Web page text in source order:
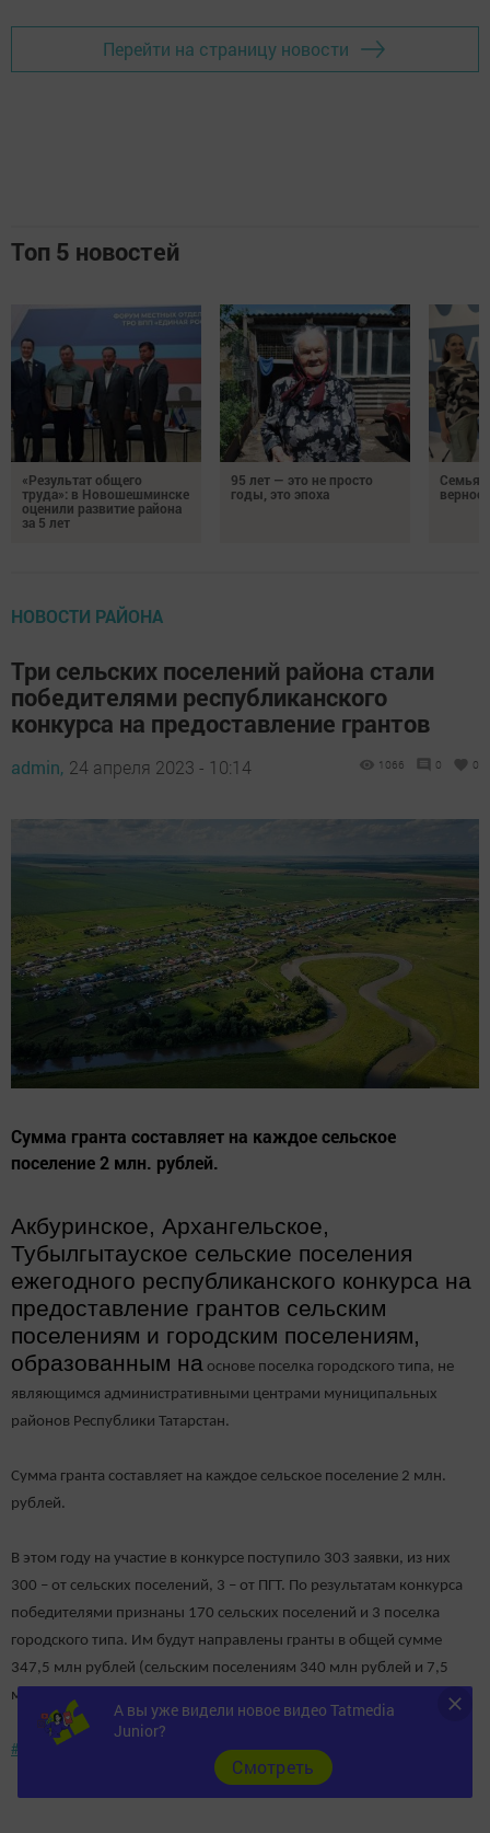
Перейти на страницу новости
Топ 5 новостей
«Результат общего
труда»: в Новошешминске
оценили развитие района
за 5 лет
95 лет — это не просто
годы, это эпоха
Семья
НОВОСТИ РАЙОНА
Три сельских поселений района стали
победителями республиканского
конкурса на предоставление грантов
admin, 24 апреля 2023 - 10:14 1066 0 0
Сумма гранта составляет на каждое сельское
поселение 2 млн. рублей.
Акбуринское, Архангельское,
Тубылгытауское сельские поселения
ежегодного республиканского конкурса на
предоставление грантов сельским
поселениям и городским поселениям,
образованным на основе поселка городского типа, не
являющимся административными центрами муниципальных
районов Республики Татарстан.
Сумма гранта составляет на каждое сельское поселение 2 млн.
рублей.
В этом году на участие в конкурсе поступило 303 заявки, из них
300 – от сельских поселений, 3 – от ПГТ. По результатам конкурса
победителями признаны 170 сельских поселений и 3 поселка
городского типа. Им будут направлены гранты в общей сумме
347,5 млн рублей (сельским поселениям 340 млн рублей и 7,5
млн рублей поселкам городского типа).
#новошешминск #новошешминскийрайон
А вы уже видели новое видео Tatmedia
Junior?
Cмотреть